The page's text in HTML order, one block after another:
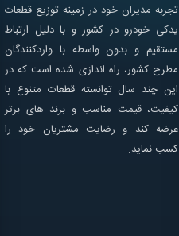
تجربه مدیران خود در زمینه توزیع قطعات
یدکی خودرو در کشور و با دلیل ارتباط
مستقیم و بدون واسطه با واردکنندگان
مطرح کشور، راه اندازی شده است که در
این چند سال توانسته قطعات متنوع با
کیفیت، قیمت مناسب و برند های برتر
عرضه کند و رضایت مشتریان خود را
کسب نماید.